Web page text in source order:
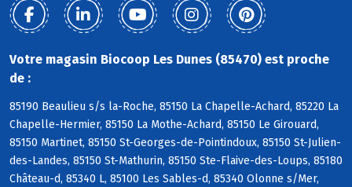
Votre magasin Biocoop Les Dunes (85470) est proche
de :
85190 Beaulieu s/s la-Roche, 85150 La Chapelle-Achard, 85220 La
Chapelle-Hermier, 85150 La Mothe-Achard, 85150 Le Girouard,
85150 Martinet, 85150 St-Georges-de-Pointindoux, 85150 St-Julien-
des-Landes, 85150 St-Mathurin, 85150 Ste-Flaive-des-Loups, 85180
Château-d, 85340 L, 85100 Les Sables-d, 85340 Olonne s/Mer,